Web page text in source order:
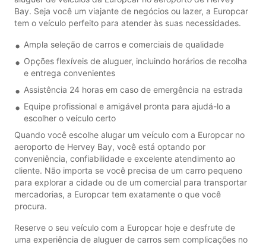
Bay. Seja você um viajante de negócios ou lazer, a Europcar
tem o veículo perfeito para atender às suas necessidades.
Ampla seleção de carros e comerciais de qualidade
Opções flexíveis de aluguer, incluindo horários de recolha
e entrega convenientes
Assistência 24 horas em caso de emergência na estrada
Equipe profissional e amigável pronta para ajudá-lo a
escolher o veículo certo
Quando você escolhe alugar um veículo com a Europcar no
aeroporto de Hervey Bay, você está optando por
conveniência, confiabilidade e excelente atendimento ao
cliente. Não importa se você precisa de um carro pequeno
para explorar a cidade ou de um comercial para transportar
mercadorias, a Europcar tem exatamente o que você
procura.
Reserve o seu veículo com a Europcar hoje e desfrute de
uma experiência de aluguer de carros sem complicações no